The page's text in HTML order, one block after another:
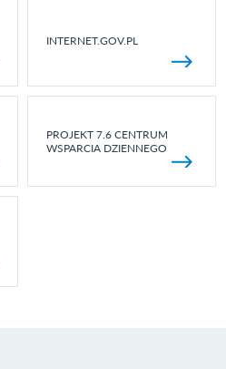
INTERNET.GOV.PL
PROJEKT 7.6 CENTRUM
WSPARCIA DZIENNEGO